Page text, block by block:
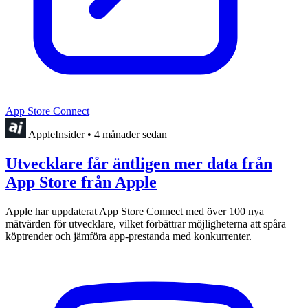
App Store Connect
AppleInsider • 4 månader sedan
Utvecklare får äntligen mer data från
App Store från Apple
Apple har uppdaterat App Store Connect med över 100 nya
mätvärden för utvecklare, vilket förbättrar möjligheterna att spåra
köptrender och jämföra app-prestanda med konkurrenter.